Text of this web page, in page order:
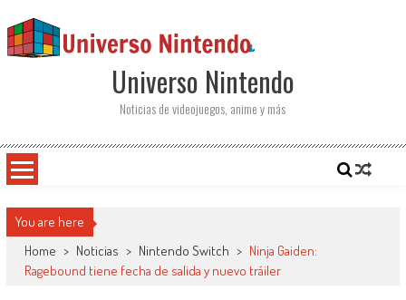
Universo Nintendo
Noticias de videojuegos, anime y más
You are here
Home > Noticias > Nintendo Switch > Ninja Gaiden:
Ragebound tiene fecha de salida y nuevo tráiler